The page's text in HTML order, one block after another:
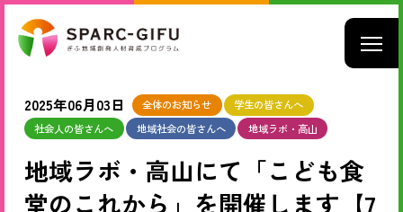
2025年06月03日 全体のお知らせ
学生の皆さんへ
社会人の皆さんへ
地域社会の皆さんへ 地域ラボ・高山
地域ラボ・高山にて「こども食
堂のこれから」を開催します【7